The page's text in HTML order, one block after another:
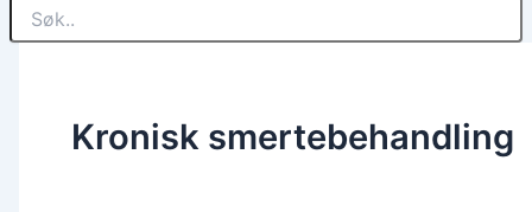
Kronisk smertebehandling